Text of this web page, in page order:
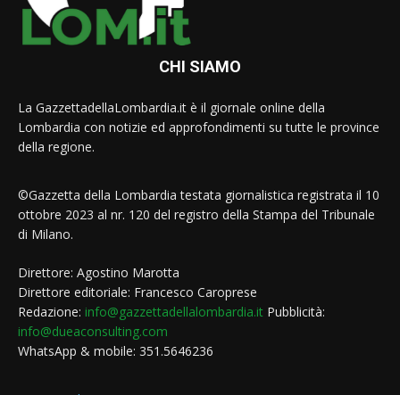
CHI SIAMO
La GazzettadellaLombardia.it è il giornale online della
Lombardia con notizie ed approfondimenti su tutte le province
della regione.
©Gazzetta della Lombardia testata giornalistica registrata il 10
ottobre 2023 al nr. 120 del registro della Stampa del Tribunale
di Milano.
Direttore: Agostino Marotta
Direttore editoriale: Francesco Caroprese
Redazione: info@gazzettadellalombardia.it Pubblicità:
info@dueaconsulting.com
WhatsApp & mobile: 351.5646236